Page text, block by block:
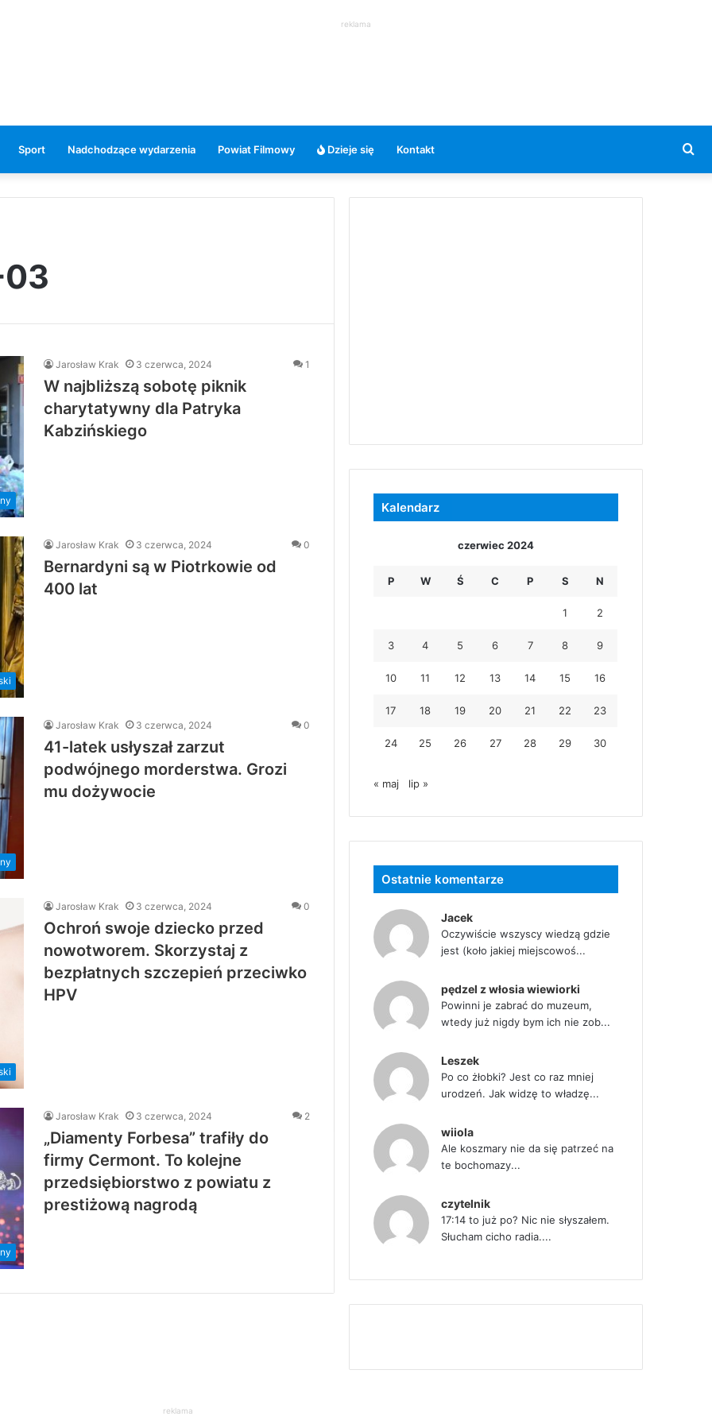
reklama
Sport Nadchodzące wydarzenia Powiat Filmowy Dzieje się Kontakt
Jarosław Krak 3 czerwca, 2024 1
W najbliższą sobotę piknik
charytatywny dla Patryka
Kabzińskiego
Jarosław Krak 3 czerwca, 2024 0
Bernardyni są w Piotrkowie od
400 lat
Jarosław Krak 3 czerwca, 2024 0
41-latek usłyszał zarzut
podwójnego morderstwa. Grozi
mu dożywocie
Jarosław Krak 3 czerwca, 2024 0
Ochroń swoje dziecko przed
nowotworem. Skorzystaj z
bezpłatnych szczepień przeciwko
HPV
Jarosław Krak 3 czerwca, 2024 2
„Diamenty Forbesa” trafiły do
firmy Cermont. To kolejne
przedsiębiorstwo z powiatu z
prestiżową nagrodą
Kalendarz
czerwiec 2024
P W Ś C P S N
1 2
3 4 5 6 7 8 9
10 11 12 13 14 15 16
17 18 19 20 21 22 23
24 25 26 27 28 29 30
« maj lip »
Ostatnie komentarze
Jacek
Oczywiście wszyscy wiedzą gdzie
jest (koło jakiej miejscowoś...
pędzel z włosia wiewiorki
Powinni je zabrać do muzeum,
wtedy już nigdy bym ich nie zob...
Leszek
Po co żłobki? Jest co raz mniej
urodzeń. Jak widzę to władzę...
wiiola
Ale koszmary nie da się patrzeć na
te bochomazy...
czytelnik
17:14 to już po? Nic nie słyszałem.
Słucham cicho radia....
reklama